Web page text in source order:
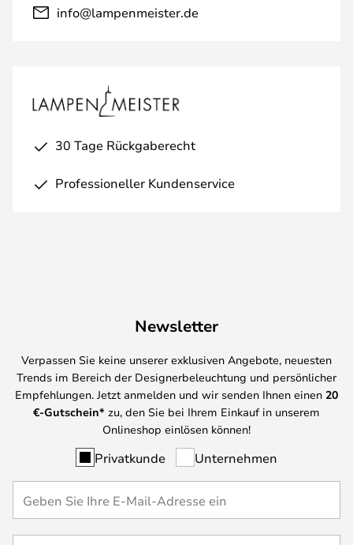
info@lampenmeister.de
30 Tage Rückgaberecht
Professioneller Kundenservice
Newsletter
Verpassen Sie keine unserer exklusiven Angebote, neuesten
Trends im Bereich der Designerbeleuchtung und persönlicher
Empfehlungen. Jetzt anmelden und wir senden Ihnen einen 20
€-Gutschein* zu, den Sie bei Ihrem Einkauf in unserem
Onlineshop einlösen können!
Privatkunde Unternehmen